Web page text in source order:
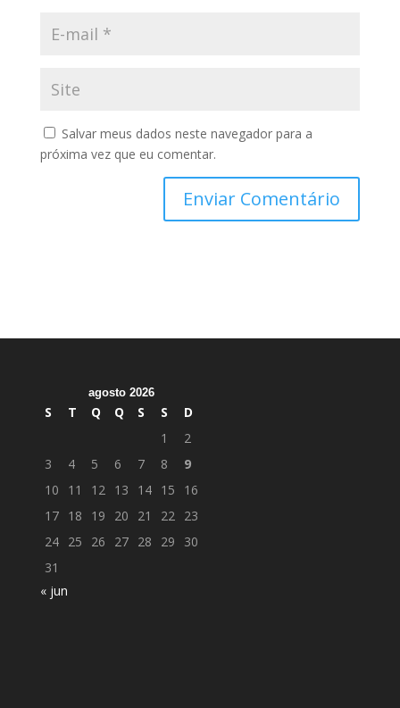
Salvar meus dados neste navegador para a
próxima vez que eu comentar.
agosto 2026
S T Q Q S S
D
1
2
3
4 5 6 7 8
9
10
11 12 13 14 15
16
17 18 19 20 21 22 23
24 25 26 27 28 29
30
31
« jun